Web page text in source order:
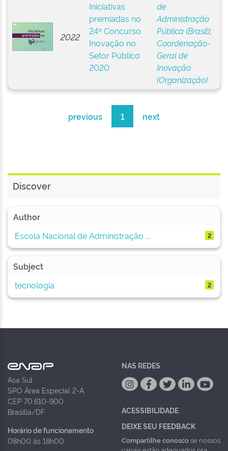
2022
Iniciativas
premiadas no
24º Concurso
Inovação no
Setor Público
2020
de
Administração
Pública (Brasil);
Coordenação-
Geral de
Inovação
(Organização)
previous 1 next
Discover
Author
Escola Nacional de Administração ...
2
Subject
tecnologia
2
Asa Sul
SPO Área Especial 2-A
CEP 70.610-900
Brasília/DF
Horário de funcionamento
08h00 às 18h00
NAS REDES
ACESSIBILIDADE
DEIXE SEU FEEDBACK
Compartilhe conoscose nossos